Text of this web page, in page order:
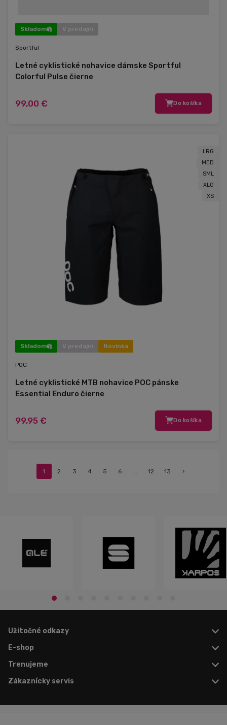
Skladom V predajni
Sportful
Letné cyklistické nohavice dámske Sportful
Colorful Pulse čierne
99,00 € Do košíka
LRG
MED
SML
XLG
XS
Skladom V predajni Novinka
POC
Letné cyklistické MTB nohavice POC pánske
Essential Enduro čierne
99,95 € Do košíka
1 2 3 4 5 6 ... 12 13 ›
Užitočné odkazy
E-shop
Trenujeme
Zákaznícky servis